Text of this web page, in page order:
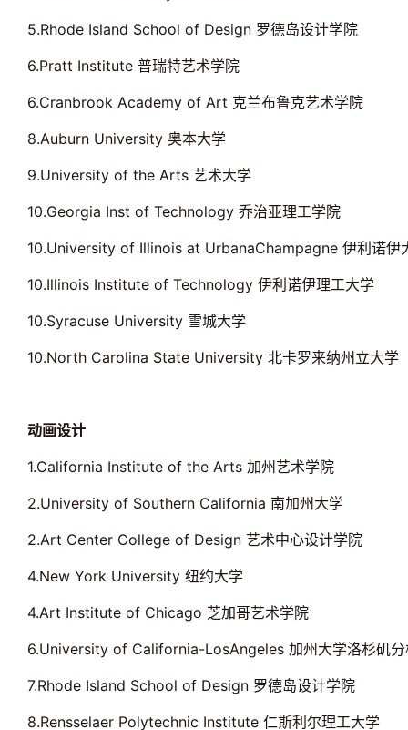
5.Rhode Island School of Design 罗德岛设计学院
6.Pratt Institute 普瑞特艺术学院
6.Cranbrook Academy of Art 克兰布鲁克艺术学院
8.Auburn University 奥本大学
9.University of the Arts 艺术大学
10.Georgia Inst of Technology 乔治亚理工学院
10.University of Illinois at UrbanaChampagne 伊利诺伊
10.Illinois Institute of Technology 伊利诺伊理工大学
10.Syracuse University 雪城大学
10.North Carolina State University 北卡罗来纳州立大学
动画设计
1.California Institute of the Arts 加州艺术学院
2.University of Southern California 南加州大学
2.Art Center College of Design 艺术中心设计学院
4.New York University 纽约大学
4.Art Institute of Chicago 芝加哥艺术学院
6.University of California-LosAngeles 加州大学洛杉矶分
7.Rhode Island School of Design 罗德岛设计学院
8.Rensselaer Polytechnic Institute 仁斯利尔理工大学